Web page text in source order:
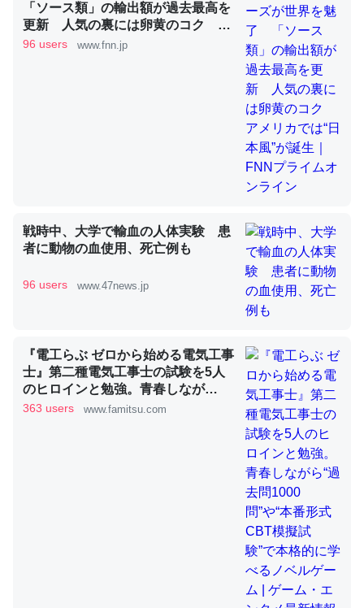
昆虫ってカルシウム少ないのか。知らんかった。調べたら
コオロギのカルシウム分はエビの600分の1程度。
─ニュース :: 【研究発表】昆虫学の大問題＝「昆虫はなぜ海にいな
論文では「淡水はカルシウムも酸素も不足してて両方に不
いる鋏角類（カブトガニ・ウミグモ）はカルシウムを使わ
ずキチンを強化してる筈だが、酵素が違うのか？
─ニュース :: 【研究発表】昆虫学の大問題＝「昆虫はなぜ海にいな
これを元に考えるとカルシウムを大量に使う脊椎動物と貝
類は苦労してるんだな…。腹足類だと殻を無くしてナメク
─ニュース :: 【研究発表】昆虫学の大問題＝「昆虫はなぜ海にいな
ウチもEchoを実家に置いて４年。でたまに覗いてる。ぼ
ちぼちRingも置こうかと画策中。あと、Googleマップで
位置情報を共有してる。電池残量や充電中かが分かるので
「ソース類」の輸出額が過去最高を
更新 人気の裏には卵黄のコク ア
メリカでは“日本風”が誕生｜FNNプ
96 users www.fnn.jp
戦時中、大学で輸血の人体実験 患
者に動物の血使用、死亡例も
96 users www.47news.jp
『電工らぶ ゼロから始める電気工事
士』第二種電気工事士の試験を5人
のヒロインと勉強。青春しなが
ら“過去問1000問”や“本番形式CBT
363 users www.famitsu.com